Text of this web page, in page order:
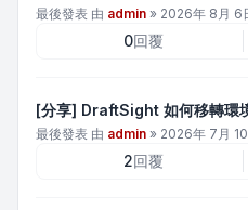
最後發表 由 admin » 2026年 8月 6
0回覆
[分享] DraftSight 如何移轉環
最後發表 由 admin » 2026年 7月
2回覆